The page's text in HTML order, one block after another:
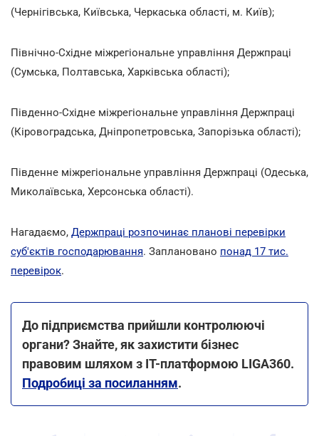
(Чернігівська, Київська, Черкаська області, м. Київ);
Північно-Східне міжрегіональне управління Держпраці
(Сумська, Полтавська, Харківська області);
Південно-Східне міжрегіональне управління Держпраці
(Кіровоградська, Дніпропетровська, Запорізька області);
Південне міжрегіональне управління Держпраці (Одеська,
Миколаївська, Херсонська області).
Нагадаємо, Держпраці розпочинає планові перевірки
суб'єктів господарювання. Заплановано понад 17 тис.
перевірок.
До підприємства прийшли контролюючі
органи? Знайте, як захистити бізнес
правовим шляхом з ІТ-платформою LIGA360.
Подробиці за посиланням.